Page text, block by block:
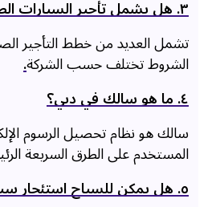
۳. هل يشمل تأجير السيارات الصيانة؟
تشمل العديد من خطط التأجير
الشروط تختلف حسب الشركة.
٤. ما هو سالك في دبي؟
سالك هو نظام تحصيل الرسوم
المستخدم على الطرق السريعة
٥. هل يمكن للسياح استئجار سيارات في دبي؟